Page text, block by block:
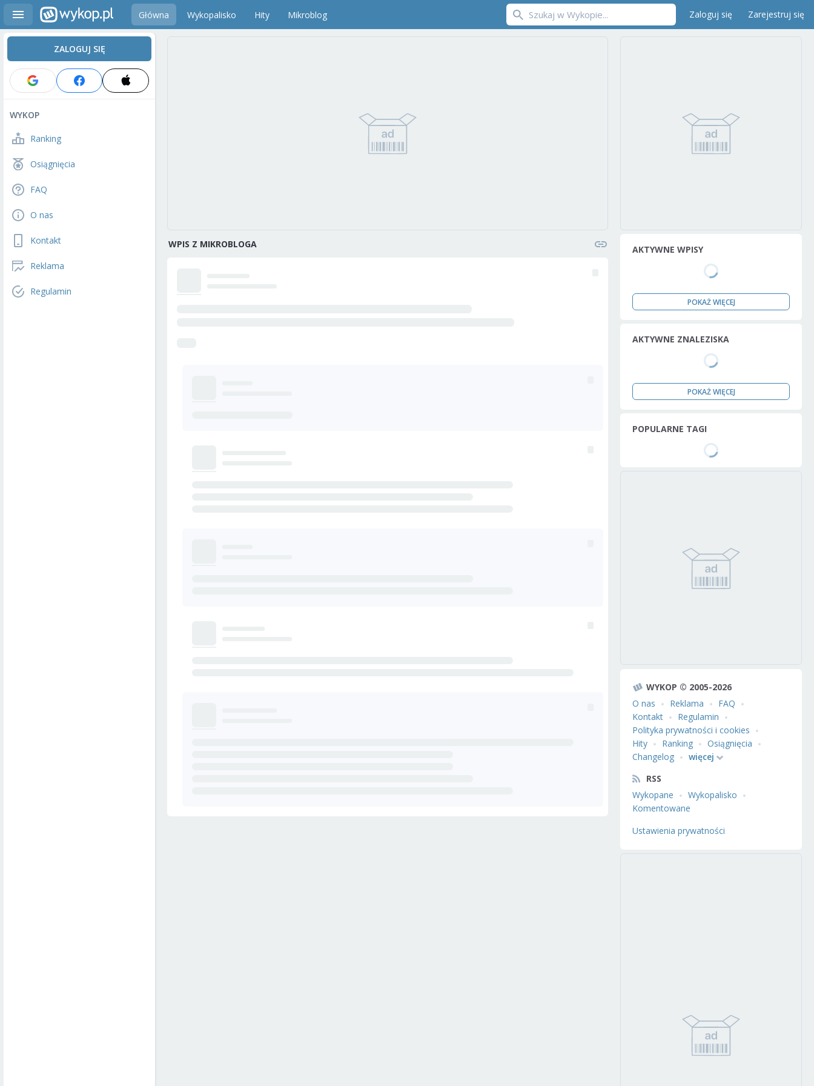
Główna Wykopalisko Hity Mikroblog Zaloguj się Zarejestruj się
ZALOGUJ SIĘ
WYKOP
Ranking
Osiągnięcia
FAQ
O nas
Kontakt
Reklama
Regulamin
WPIS Z MIKROBLOGA AKTYWNE WPISY
POKAŻ WIĘCEJ
AKTYWNE ZNALEZISKA
POKAŻ WIĘCEJ
POPULARNE TAGI
WYKOP © 2005-2026
O nas
Reklama
FAQ
Kontakt
Regulamin
Polityka prywatności i cookies
Hity
Ranking
Osiągnięcia
Changelog
więcej
RSS
Wykopane
Wykopalisko
Komentowane
Ustawienia prywatności